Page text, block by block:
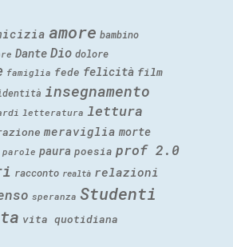
amore bambino
Dante Dio dolore
famiglia fede felicità film
insegnamento
letteratura lettura
meraviglia morte
parole paura poesia prof 2.0
racconto realtà relazioni
speranza Studenti
vita quotidiana